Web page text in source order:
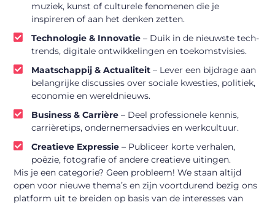
muziek, kunst of culturele fenomenen die je
inspireren of aan het denken zetten.
Technologie & Innovatie– Duik in de nieuwste tech-
trends, digitale ontwikkelingen en toekomstvisies.
Maatschappij & Actualiteit– Lever een bijdrage aan
belangrijke discussies over sociale kwesties, politiek,
economie en wereldnieuws.
Business & Carrière– Deel professionele kennis,
carrièretips, ondernemersadvies en werkcultuur.
Creatieve Expressie – Publiceer korte verhalen,
poëzie, fotografie of andere creatieve uitingen.
Mis je een categorie? Geen probleem! We staan altijd
open voor nieuwe thema’s en zijn voortdurend bezig ons
platform uit te breiden op basis van de interesses van